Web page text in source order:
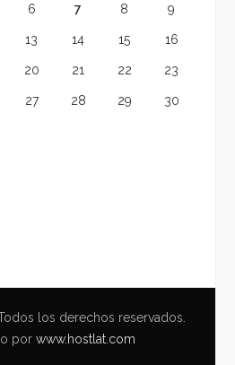
6 7 8 9
13 14 15 16
20 21 22 23
27 28 29 30
los derechos reservados.
por www.hostlat.com